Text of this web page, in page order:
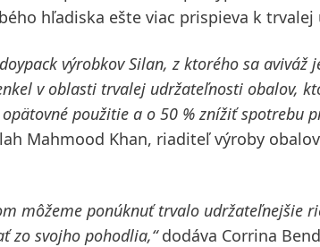
hľadiska ešte viac prispieva k
výrobkov Silan, z ktorého sa
v oblasti trvalej udržateľnosti obalov,
použitie a o 50 % znížiť spotrebu
Mahmood Khan, riaditeľ výroby
môžeme ponúknuť trvalo udržateľnejšie
zo svojho pohodlia,“dodáva Corrina